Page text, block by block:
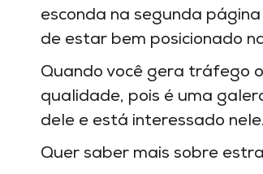
esconda na segunda página
de estar bem posicionado
Quando você gera tráfego
qualidade, pois é uma
dele e está interessado nele.
Quer saber mais sobre